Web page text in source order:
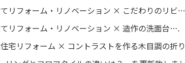
てリフォーム・リノベーション × こだわりのリ
てリフォーム・リノベーション × 造作の洗面台….
住宅リフォーム × コントラストを作る木目調の